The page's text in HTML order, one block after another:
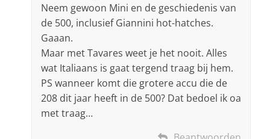
Neem gewoon Mini en de geschiedenis van
de 500, inclusief Giannini hot-hatches.
Gaaan.
Maar met Tavares weet je het nooit. Alles
wat Italiaans is gaat tergend traag bij hem.
PS wanneer komt die grotere accu die de
208 dit jaar heeft in de 500? Dat bedoel ik oa
met traag…